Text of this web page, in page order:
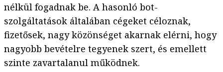
nélkül fogadnak be. A hasonló bot-
szolgáltatások általában cégeket céloznak,
fizetősek, nagy közönséget akarnak elérni, hogy
nagyobb bevételre tegyenek szert, és emellett
szinte zavartalanul működnek.